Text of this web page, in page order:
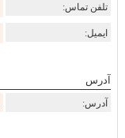
تلفن تماس:
ایمیل:
آدرس
آدرس: